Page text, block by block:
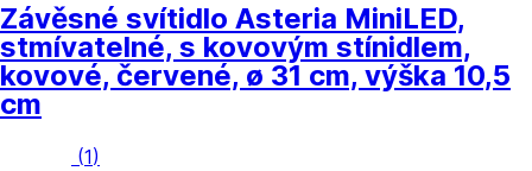
Závěsné svítidlo Asteria MiniLED,
stmívatelné, s kovovým stínidlem,
kovové, červené, ø 31 cm, výška 10,5
cm
(1)